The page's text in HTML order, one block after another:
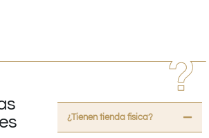
¿Tienen tienda fisica?